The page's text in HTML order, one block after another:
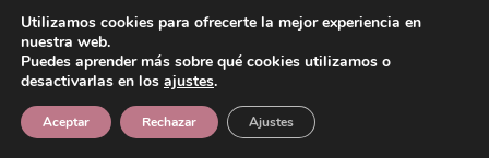
Regalos
Utilizamos cookies para ofrecerte la mejor experiencia en
nuestra web.
Puedes aprender más sobre qué cookies utilizamos o
desactivarlas en los ajustes.
Aceptar Rechazar Ajustes